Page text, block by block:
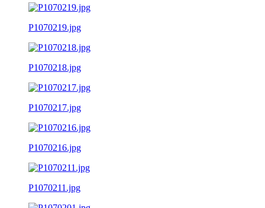
P1070219.jpg
P1070218.jpg
P1070217.jpg
P1070216.jpg
P1070211.jpg